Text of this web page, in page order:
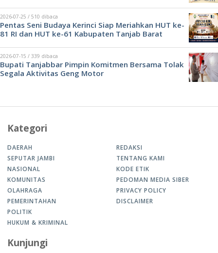
2026-07-25 / 510 dibaca
Pentas Seni Budaya Kerinci Siap Meriahkan HUT ke-
81 RI dan HUT ke-61 Kabupaten Tanjab Barat
2026-07-15 / 339 dibaca
Bupati Tanjabbar Pimpin Komitmen Bersama Tolak
Segala Aktivitas Geng Motor
Kategori
DAERAH
SEPUTAR JAMBI
NASIONAL
KOMUNITAS
OLAHRAGA
PEMERINTAHAN
POLITIK
HUKUM & KRIMINAL
REDAKSI
TENTANG KAMI
KODE ETIK
PEDOMAN MEDIA SIBER
PRIVACY POLICY
DISCLAIMER
Kunjungi